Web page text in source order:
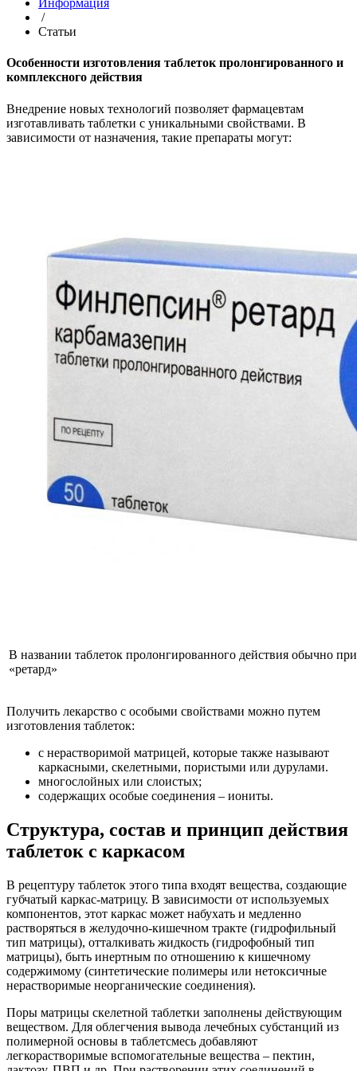
Информация
/
Статьи
Особенности изготовления таблеток пролонгированного и
комплексного действия
Внедрение новых технологий позволяет фармацевтам
изготавливать таблетки с уникальными свойствами. В
зависимости от назначения, такие препараты могут:
В названии таблеток пролонгированного действия обычно
«ретард»
Получить лекарство с особыми свойствами можно путем
изготовления таблеток:
с нерастворимой матрицей, которые также называют
каркасными, скелетными, пористыми или дурулами.
многослойных или слоистых;
содержащих особые соединения – иониты.
Структура, состав и принцип действия
таблеток с каркасом
В рецептуру таблеток этого типа входят вещества, создающие
губчатый каркас-матрицу. В зависимости от используемых
компонентов, этот каркас может набухать и медленно
растворяться в желудочно-кишечном тракте (гидрофильный
тип матрицы), отталкивать жидкость (гидрофобный тип
матрицы), быть инертным по отношению к кишечному
содержимому (синтетические полимеры или нетоксичные
нерастворимые неорганические соединения).
Поры матрицы скелетной таблетки заполнены действующим
веществом. Для облегчения вывода лечебных субстанций из
полимерной основы в таблетсмесь добавляют
легкорастворимые вспомогательные вещества – пектин,